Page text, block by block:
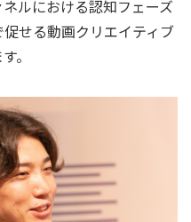
ルにおける認知フェーズ
せる動画クリエイティブ
。